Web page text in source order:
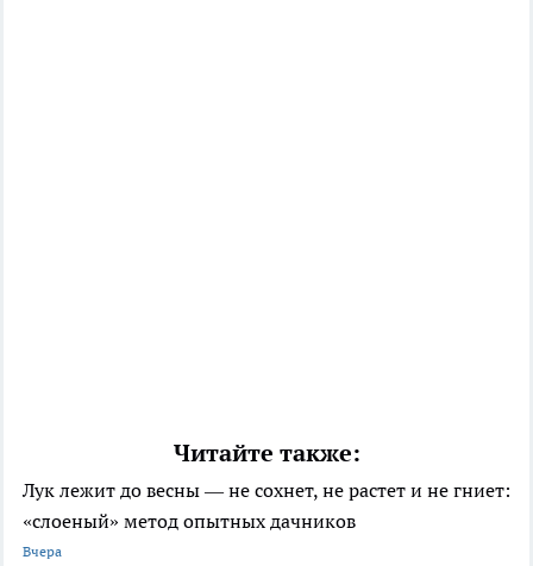
Читайте также:
Лук лежит до весны — не сохнет, не растет и не гниет:
«слоеный» метод опытных дачников
Вчера